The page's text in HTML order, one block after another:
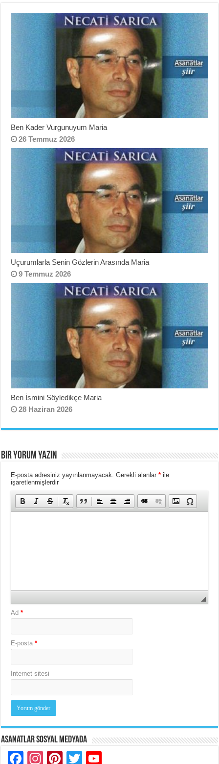
Ben Kader Vurgunuyum Maria
26 Temmuz 2026
Uçurumlarla Senin Gözlerin Arasında Maria
9 Temmuz 2026
Ben İsmini Söyledikçe Maria
28 Haziran 2026
BIR YORUM YAZIN
E-posta adresiniz yayınlanmayacak. Gerekli alanlar* ile
işaretlenmişlerdir
Ad*
E-posta*
İnternet sitesi
Asanatlar Sosyal Medyada
Facebook
Instagram
Pinterest
Twitter